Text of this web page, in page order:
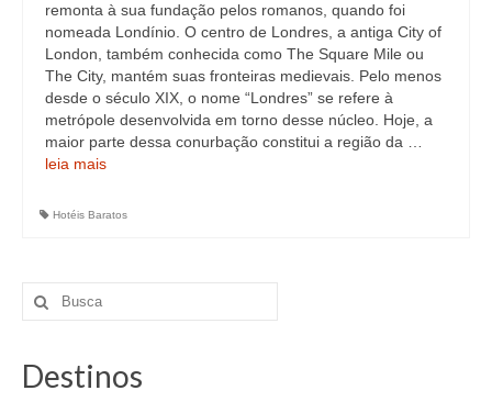
remonta à sua fundação pelos romanos, quando foi
nomeada Londínio. O centro de Londres, a antiga City of
London, também conhecida como The Square Mile ou
The City, mantém suas fronteiras medievais. Pelo menos
desde o século XIX, o nome “Londres” se refere à
metrópole desenvolvida em torno desse núcleo. Hoje, a
maior parte dessa conurbação constitui a região da …
leia mais
Hotéis Baratos
Destinos